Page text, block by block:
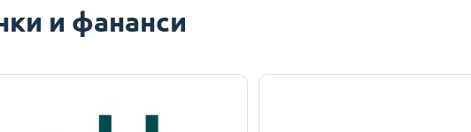
и фананси